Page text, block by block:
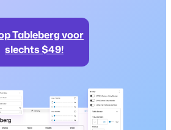
Tableberg voor
slechts $49!